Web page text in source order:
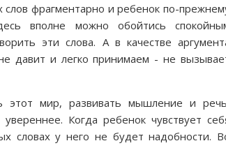
слов фрагментарно и ребенок по-
вполне можно обойтись
эти слова. А в качестве
давит и легко принимаем - не
этот мир, развивать мышление и
Когда ребенок чувствует
словах у него не будет надобности.